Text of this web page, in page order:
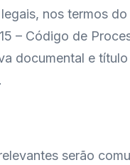
nos termos
– Código de
documental e
serão